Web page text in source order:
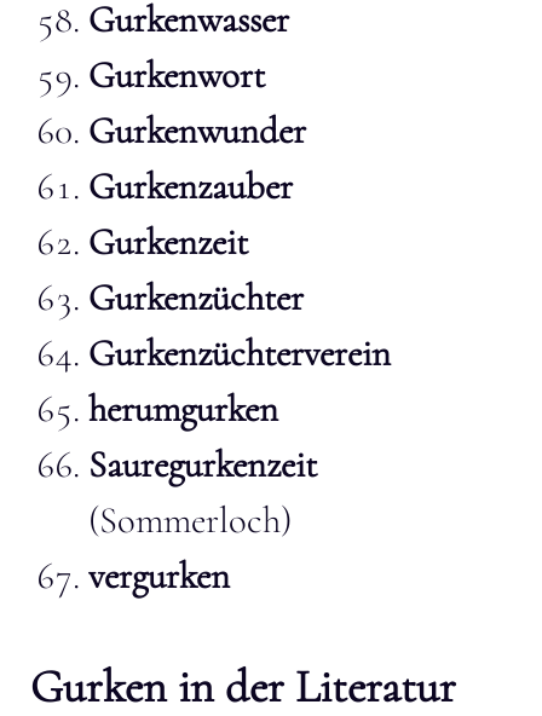
Gurkenwasser
Gurkenwort
Gurkenwunder
Gurkenzauber
Gurkenzeit
Gurkenzüchter
Gurkenzüchterverein
herumgurken
Sauregurkenzeit
(Sommerloch)
vergurken
Gurken in der Literatur